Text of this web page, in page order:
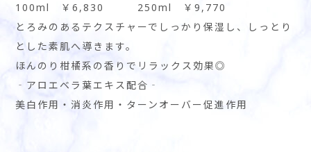
100ml ￥6,830 250ml ￥9,770
とろみのあるテクスチャーでしっかり保湿し、しっとり
とした素肌へ導きます。
ほんのり柑橘系の香りでリラックス効果◎
‐アロエベラ葉エキス配合‐
美白作用・消炎作用・ターンオーバー促進作用